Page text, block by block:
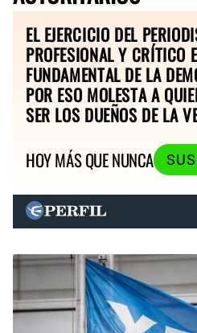
EL EJERCICIO DEL
PROFESIONAL Y CRÍTICO
FUNDAMENTAL DE LA
POR ESO MOLESTA A
SER LOS DUEÑOS DE LA
HOY MÁS QUE NUNCA